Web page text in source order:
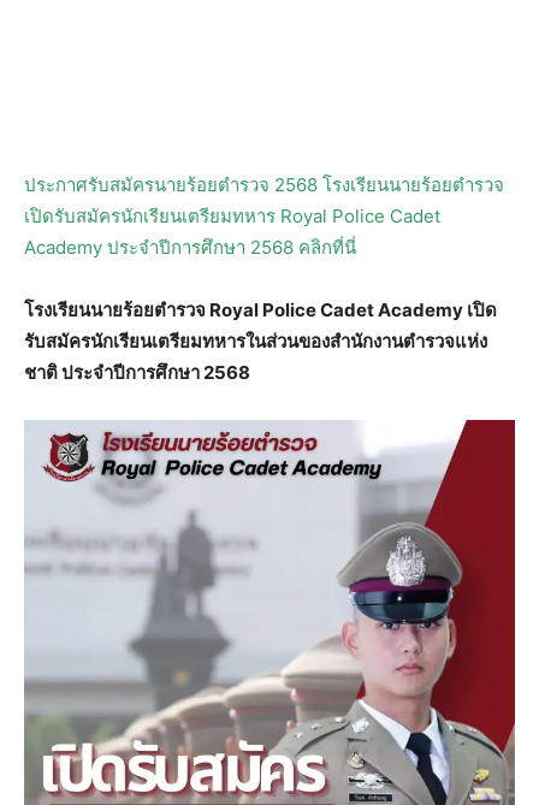
ประกาศรับสมัครนายร้อยตำรวจ 2568 โรงเรียนนายร้อยตำรวจ
เปิดรับสมัครนักเรียนเตรียมทหาร Royal Police Cadet
Academy ประจำปีการศึกษา 2568 คลิกที่นี่
โรงเรียนนายร้อยตำรวจ Royal Police Cadet Academy เปิด
รับสมัครนักเรียนเตรียมทหารในส่วนของสำนักงานตำรวจแห่ง
ชาติ ประจำปีการศึกษา 2568